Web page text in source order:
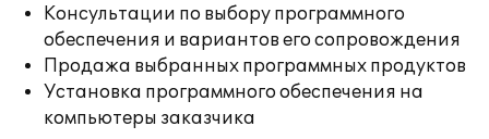
Консультации по выбору программного
обеспечения и вариантов его сопровождения
Продажа выбранных программных продуктов
Установка программного обеспечения на
компьютеры заказчика